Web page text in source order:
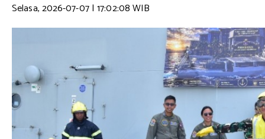
Selasa, 2026-07-07 | 17:02:08 WIB